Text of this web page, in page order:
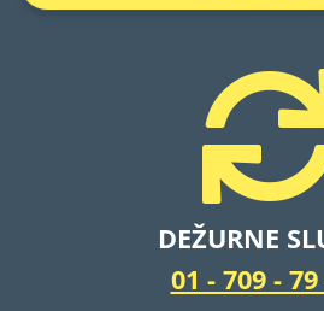
DEŽURNE
01 - 709 -